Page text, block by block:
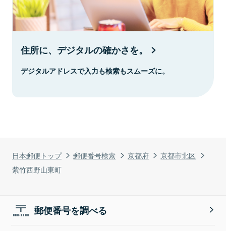
日本郵便トップ 郵便番号検索 京都府
京都市北区
紫竹西野山東町
住所に、デジタルの確かさを。
デジタルアドレスで入力も検索もスムーズに。
郵便番号を調べる